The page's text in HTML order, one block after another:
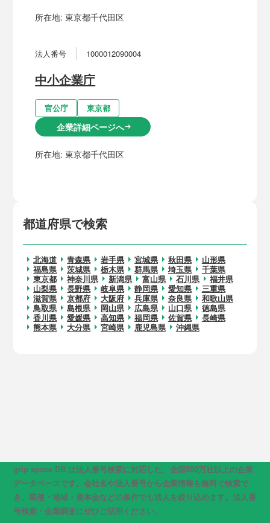
都道府県で検索
北海道 青森県 岩手県 宮城県 秋田県
山形県
福島県
茨城県 栃木県 群馬県 埼玉県
千葉県
東京都
神奈川県 新潟県 富山県 石川県
福井県
山梨県
長野県 岐阜県 静岡県 愛知県
三重県
滋賀県
京都府 大阪府 兵庫県 奈良県
和歌山県
鳥取県
島根県 岡山県 広島県 山口県
徳島県
香川県
愛媛県 高知県 福岡県 佐賀県
長崎県
熊本県
大分県 宮崎県 鹿児島県 沖縄県
所在地:東京都千代田区
法人番号 1000012090004
中小企業庁
官公庁 東京都
企業詳細ページへarrow_right_alt
所在地:東京都千代田区
grip space DB は法人番号検索に対応した、全国500万社以上の企業
データベースです。会社名や法人番号から企業情報を無料で検索で
き、業種・地域・資本金などの条件でも法人を絞り込めます。法人番
号検索・企業調査にぜひご活用ください。